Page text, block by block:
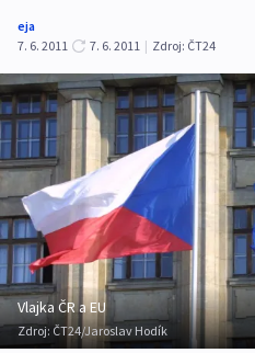
eja
7. 6. 2011
7. 6. 2011 | Zdroj: ČT24
Vlajka ČR a EU
Zdroj: ČT24/Jaroslav Hodík